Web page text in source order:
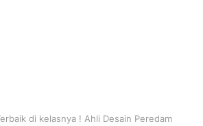
di kelasnya ! Ahli Desain Peredam